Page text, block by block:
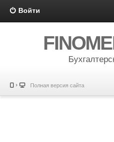
Войти
Полная версия сайта